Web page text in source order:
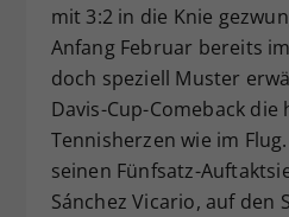
mit 3:2 in die Knie
Anfang Februar bereits
doch speziell Muster
Davis-Cup-Comeback die
Tennisherzen wie im
seinen Fünfsatz-
Sánchez Vicario, auf den